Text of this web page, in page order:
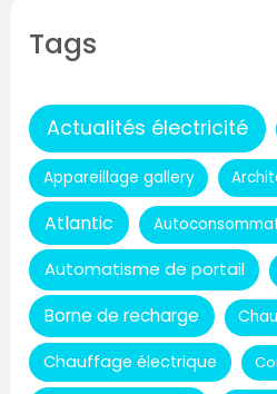
Tags
Actualités électricité
Appareillage gallery
Atlantic
Automatisme de portail
Borne de recharge
Chauffage électrique